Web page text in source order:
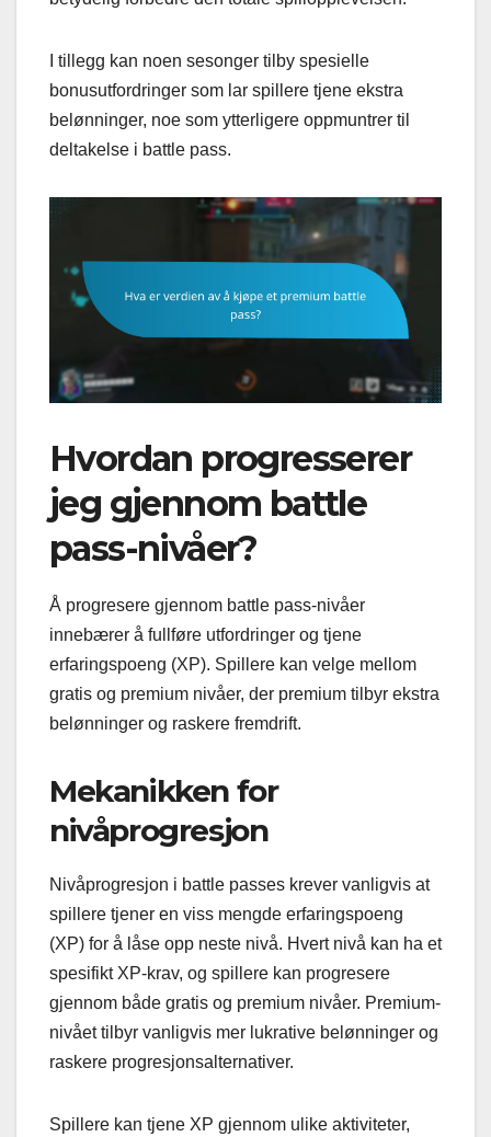
I tillegg kan noen sesonger tilby spesielle
bonusutfordringer som lar spillere tjene ekstra
belønninger, noe som ytterligere oppmuntrer til
deltakelse i battle pass.
Hvordan progresserer
jeg gjennom battle
pass-nivåer?
Å progresere gjennom battle pass-nivåer
innebærer å fullføre utfordringer og tjene
erfaringspoeng (XP). Spillere kan velge mellom
gratis og premium nivåer, der premium tilbyr ekstra
belønninger og raskere fremdrift.
Mekanikken for
nivåprogresjon
Nivåprogresjon i battle passes krever vanligvis at
spillere tjener en viss mengde erfaringspoeng
(XP) for å låse opp neste nivå. Hvert nivå kan ha et
spesifikt XP-krav, og spillere kan progresere
gjennom både gratis og premium nivåer. Premium-
nivået tilbyr vanligvis mer lukrative belønninger og
raskere progresjonsalternativer.
Spillere kan tjene XP gjennom ulike aktiviteter,